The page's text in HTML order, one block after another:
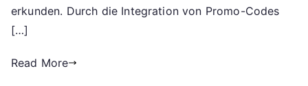
erkunden. Durch die Integration von Promo-Codes
[…]
Read More